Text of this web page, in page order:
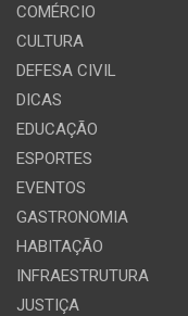
COMÉRCIO
CULTURA
DEFESA CIVIL
DICAS
EDUCAÇÃO
ESPORTES
EVENTOS
GASTRONOMIA
HABITAÇÃO
INFRAESTRUTURA
JUSTIÇA